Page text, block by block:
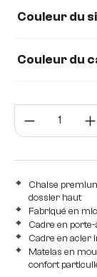
Acier
Couleur du
Couleur du
Chaise
dossier haut
Fabriqué en
Cadre en
Cadre en acier
Matelas en
confort